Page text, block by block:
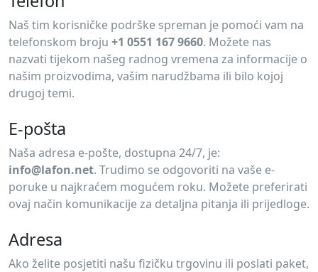
Naš tim korisničke podrške spreman je pomoći vam na
telefonskom broju +1 0551 167 9660. Možete nas
nazvati tijekom našeg radnog vremena za informacije o
našim proizvodima, vašim narudžbama ili bilo kojoj
drugoj temi.
E-pošta
Naša adresa e-pošte, dostupna 24/7, je:
info@lafon.net. Trudimo se odgovoriti na vaše e-
poruke u najkraćem mogućem roku. Možete preferirati
ovaj način komunikacije za detaljna pitanja ili prijedloge.
Adresa
Ako želite posjetiti našu fizičku trgovinu ili poslati paket,